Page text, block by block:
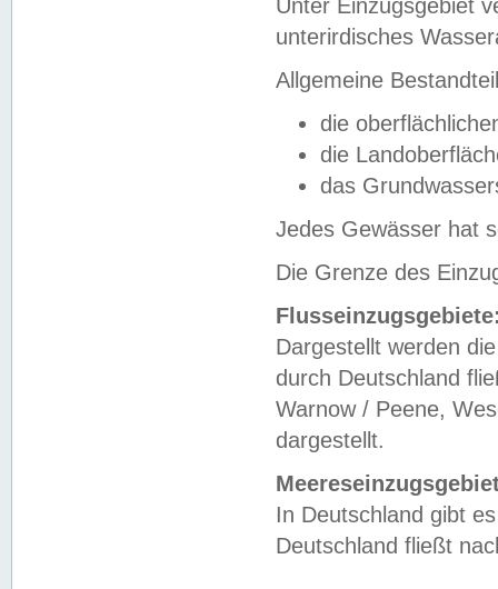
Unter Einzugsgebiet
unterirdisches
Allgemeine
die
die
das
Jedes Gewässer hat
Die Grenze des
Dargestellt werden
durch Deutschland
Warnow / Peene,
dargestellt.
In Deutschland gibt
Deutschland fließt